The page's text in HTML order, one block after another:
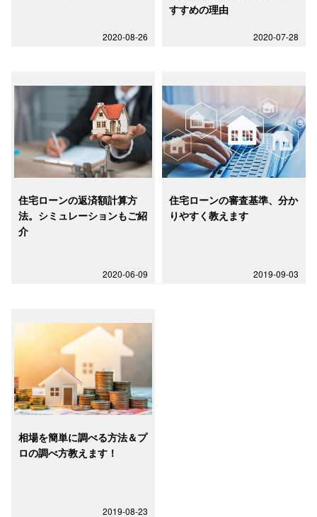
2020-08-26
すすめの理由
2020-07-28
住宅ローンの返済額計算方
法。シミュレーションもご紹
介
2020-06-09
住宅ローンの審査基準、分か
りやすく教えます
2019-09-03
相場を簡単に調べる方法＆プ
ロの調べ方教えます！
2019-08-23